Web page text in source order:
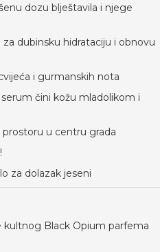
dozu blještavila i njege
dubinsku hidrataciju i obnovu
i gurmanskih nota
čini kožu mladolikom i
u centru grada
za dolazak jeseni
kultnog Black Opium parfema